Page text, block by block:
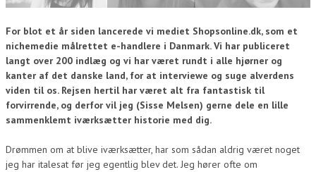
For blot et år siden lancerede vi mediet Shopsonline.dk, som et
nichemedie målrettet e-handlere i Danmark. Vi har publiceret
langt over 200 indlæg og vi har været rundt i alle hjørner og
kanter af det danske land, for at interviewe og suge alverdens
viden til os. Rejsen hertil har været alt fra fantastisk til
forvirrende, og derfor vil jeg (Sisse Melsen) gerne dele en lille
sammenklemt iværksætter historie med dig.
Drømmen om at blive iværksætter, har som sådan aldrig været noget
jeg har italesat før jeg egentlig blev det. Jeg hører ofte om